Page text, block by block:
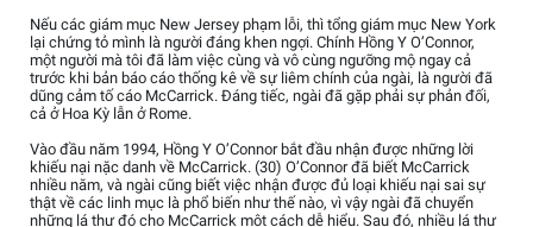
Nếu các giám mục New Jersey phạm lỗi, thì tổng giám mục New York
lại chứng tỏ mình là người đáng khen ngợi. Chính Hồng Y O’Connor,
một người mà tôi đã làm việc cùng và vô cùng ngưỡng mộ ngay cả
trước khi bản báo cáo thống kê về sự liêm chính của ngài, là người đã
dũng cảm tố cáo McCarrick. Đáng tiếc, ngài đã gặp phải sự phản đối,
cả ở Hoa Kỳ lẫn ở Rome.
Vào đầu năm 1994, Hồng Y O’Connor bắt đầu nhận được những lời
khiếu nại nặc danh về McCarrick. (30) O’Connor đã biết McCarrick
nhiều năm, và ngài cũng biết việc nhận được đủ loại khiếu nại sai sự
thật về các linh mục là phổ biến như thế nào, vì vậy ngài đã chuyển
những lá thư đó cho McCarrick một cách dễ hiểu. Sau đó, nhiều lá thư